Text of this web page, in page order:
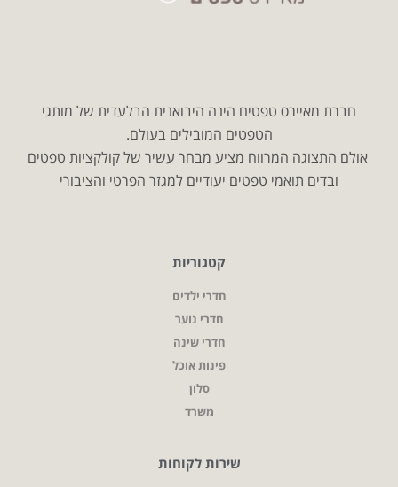
חברת מאיירס טפטים הינה היבואנית הבלעדית של מותגי
הטפטים המובילים בעולם.
אולם התצוגה המרווח מציע מבחר עשיר של קולקציות טפטים
ובדים תואמי טפטים יעודיים למגזר הפרטי והציבורי
קטגוריות
חדרי ילדים
חדרי נוער
חדרי שינה
פינות אוכל
סלון
משרד
שירות לקוחות